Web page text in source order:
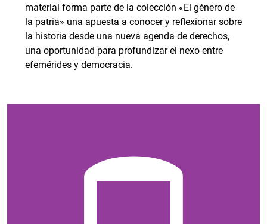
material forma parte de la colección «El género de
la patria» una apuesta a conocer y reflexionar sobre
la historia desde una nueva agenda de derechos,
una oportunidad para profundizar el nexo entre
efemérides y democracia.